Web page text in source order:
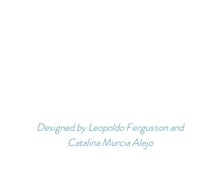
Designed by Leopoldo Fergusson and
Catalina Murcia Alejo